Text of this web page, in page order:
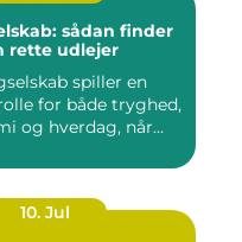
sådan finder
rette udlejer
spiller en
for både tryghed,
og hverdag, når...
10. Jul